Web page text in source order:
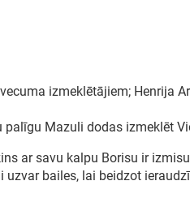
izmeklētājiem; Henrija
Mazuli dodas izmeklēt
ar savu kalpu Borisu ir
bailes, lai beidzot